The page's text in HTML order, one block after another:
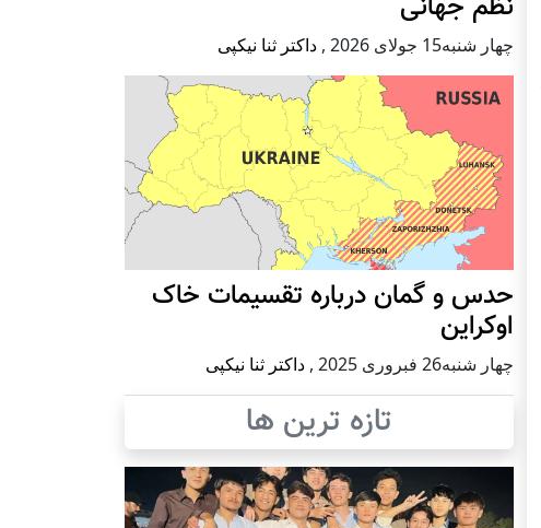
چهار شنبه15 جولای 2026 , داکتر ثنا نیکپی
حدس و گمان درباره تقسیمات خاک
اوکراین
چهار شنبه26 فبروری 2025 , داکتر ثنا نیکپی
تازه ترین ها